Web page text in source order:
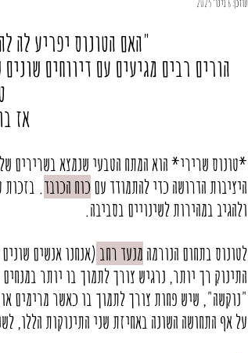
עודכן:6 בינו׳ 2025
"האם הטונוס יפריע לה
הורים רבים מגיעים עם דיווחים
אז
*טונוס שרירי* הוא המתח הטבעי שנמצא בשרירים
היציבות הדרושה כדי להתמודד עם כוח הכובד. בזכות
ולהגיב במהירות לשינויים בסביבה.
לטונוס בתחום הנורמה מנעד רחב (אנחנו אנשים
התינוק רך יותר, נרגיש צורך לתמוך בו יותר
"נוקשה", שיש פחות צורך לתמוך בו כאשר מרימים
על אף התחושה השונה באחיזת שני התינוקות הללו,